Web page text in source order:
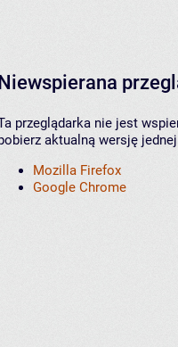
przeglądarka nie jest
aktualną wersję
Mozilla Firefox
Google Chrome